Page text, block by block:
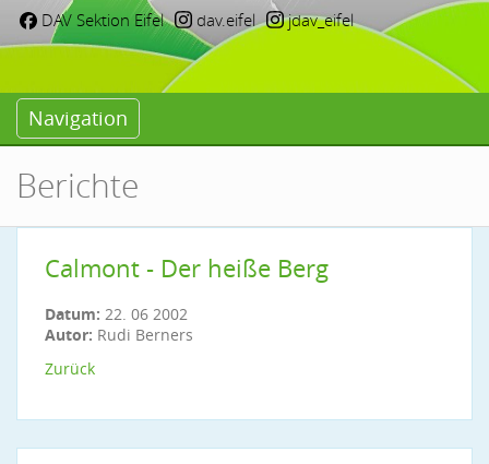
DAV Sektion Eifel
dav.eifel jdav_eifel
Navigation
Berichte
Calmont - Der heiße Berg
Datum: 22. 06 2002
Autor: Rudi Berners
Zurück